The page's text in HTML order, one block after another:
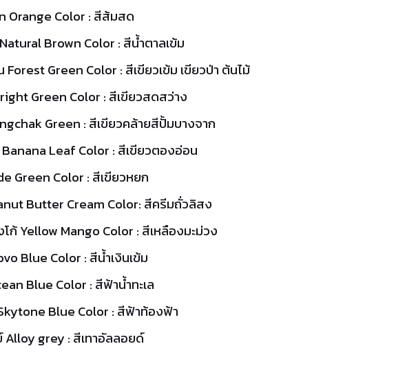
Orange Color : สีส้มสด
Brown Color : สีน้ำตาลเข้ม
Forest Green Color : สีเขียวเข้ม เขียวป่า ต้นไม้
Green Color : สีเขียวสดสว่าง
Green : สีเขียวคล้ายสีปั้มบางจาก
Leaf Color : สีเขียวตองอ่อน
Green Color : สีเขียวหยก
Butter Cream Color: สีครีมถั่วลิสง
ก้ Yellow Mango Color : สีเหลืองมะม่วง
Blue Color : สีน้ำเงินเข้ม
Blue Color : สีฟ้าน้ำทะเล
Blue Color : สีฟ้าท้องฟ้า
Alloy grey : สีเทาอัลลอยด์